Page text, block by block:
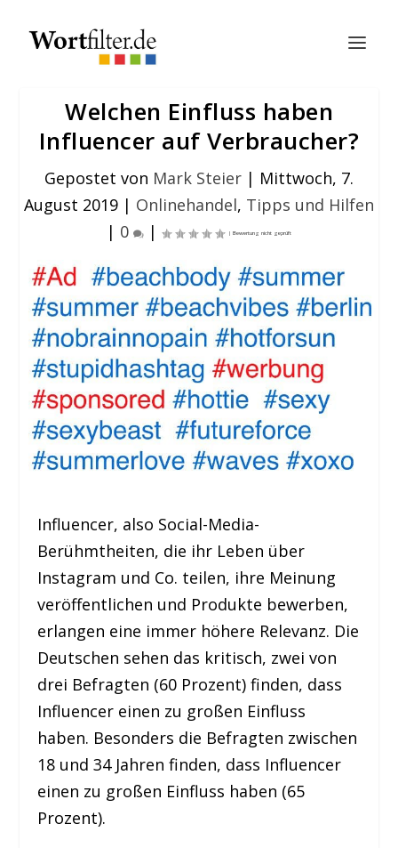
Welchen Einfluss haben
Influencer auf Verbraucher?
Gepostet von Mark Steier | Mittwoch, 7.
August 2019 | Onlinehandel, Tipps und Hilfen
| 0 |
Influencer, also Social-Media-
Berühmtheiten, die ihr Leben über
Instagram und Co. teilen, ihre Meinung
veröffentlichen und Produkte bewerben,
erlangen eine immer höhere Relevanz. Die
Deutschen sehen das kritisch, zwei von
drei Befragten (60 Prozent) finden, dass
Influencer einen zu großen Einfluss
haben. Besonders die Befragten zwischen
18 und 34 Jahren finden, dass Influencer
einen zu großen Einfluss haben (65
Prozent).